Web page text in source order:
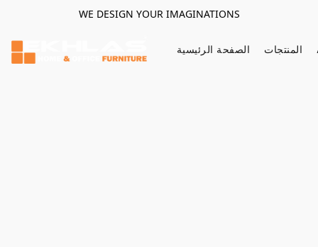
WE DESIGN YOUR IMAGINATIONS
الصفحة الرئيسية المنتجات